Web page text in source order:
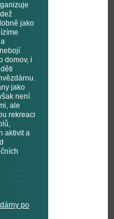
jako
domov, i
jako
není
ale
rekreaci
aktivit a
po